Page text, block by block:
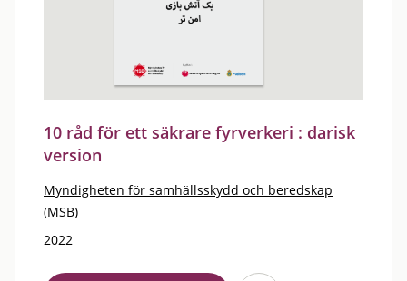
10 råd för ett säkrare fyrverkeri : darisk
version
Myndigheten för samhällsskydd och beredskap
(MSB)
2022